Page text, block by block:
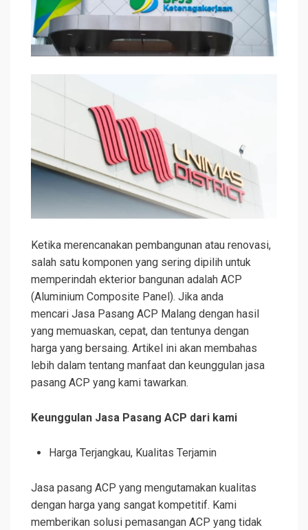
Ketika merencanakan pembangunan atau renovasi,
salah satu komponen yang sering dipilih untuk
memperindah ekterior bangunan adalah ACP
(Aluminium Composite Panel). Jika anda
mencari Jasa Pasang ACP Malang dengan hasil
yang memuaskan, cepat, dan tentunya dengan
harga yang bersaing. Artikel ini akan membahas
lebih dalam tentang manfaat dan keunggulan jasa
pasang ACP yang kami tawarkan.
Keunggulan Jasa Pasang ACP dari kami
Harga Terjangkau, Kualitas Terjamin
Jasa pasang ACP yang mengutamakan kualitas
dengan harga yang sangat kompetitif. Kami
memberikan solusi pemasangan ACP yang tidak